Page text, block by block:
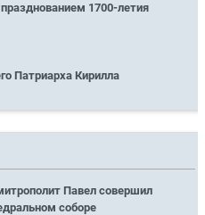
1700-летия
Патриарха Кирилла
Павел совершил
соборе